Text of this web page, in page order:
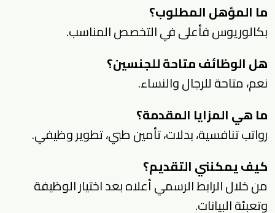
ما المؤهل المطلوب؟
بكالوريوس فأعلى في التخصص المناسب.
هل الوظائف متاحة للجنسين؟
نعم، متاحة للرجال والنساء.
ما هي المزايا المقدمة؟
رواتب تنافسية، بدلات، تأمين طبي، تطوير وظيفي.
كيف يمكنني التقديم؟
من خلال الرابط الرسمي أعلاه بعد اختيار الوظيفة
وتعبئة البيانات.